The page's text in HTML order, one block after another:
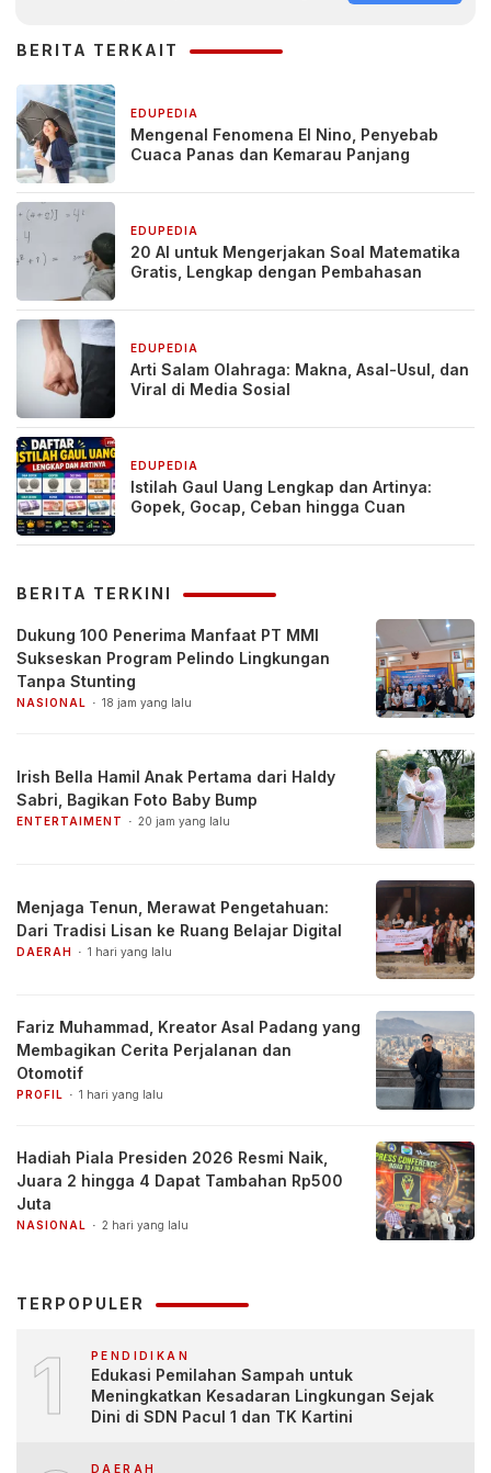
BERITA TERKAIT
EDUPEDIA
Mengenal Fenomena El Nino, Penyebab
Cuaca Panas dan Kemarau Panjang
EDUPEDIA
20 AI untuk Mengerjakan Soal Matematika
Gratis, Lengkap dengan Pembahasan
EDUPEDIA
Arti Salam Olahraga: Makna, Asal-Usul, dan
Viral di Media Sosial
EDUPEDIA
Istilah Gaul Uang Lengkap dan Artinya:
Gopek, Gocap, Ceban hingga Cuan
BERITA TERKINI
Dukung 100 Penerima Manfaat PT MMI
Sukseskan Program Pelindo Lingkungan
Tanpa Stunting
NASIONAL 18 jam yang lalu
Irish Bella Hamil Anak Pertama dari Haldy
Sabri, Bagikan Foto Baby Bump
ENTERTAIMENT 20 jam yang lalu
Menjaga Tenun, Merawat Pengetahuan:
Dari Tradisi Lisan ke Ruang Belajar Digital
DAERAH 1 hari yang lalu
Fariz Muhammad, Kreator Asal Padang yang
Membagikan Cerita Perjalanan dan
Otomotif
PROFIL 1 hari yang lalu
Hadiah Piala Presiden 2026 Resmi Naik,
Juara 2 hingga 4 Dapat Tambahan Rp500
Juta
NASIONAL 2 hari yang lalu
TERPOPULER
1 PENDIDIKAN
Edukasi Pemilahan Sampah untuk
Meningkatkan Kesadaran Lingkungan Sejak
Dini di SDN Pacul 1 dan TK Kartini
DAERAH